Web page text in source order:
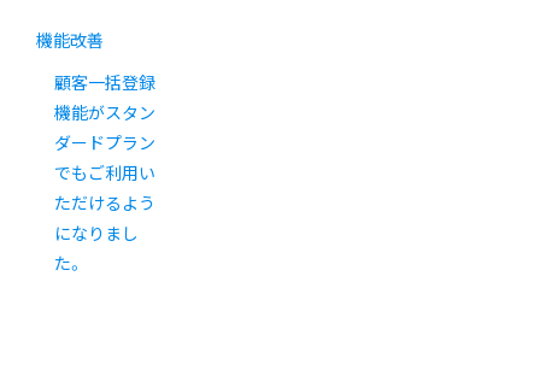
機能改善
顧客一括登録
機能がスタン
ダードプラン
でもご利用い
ただけるよう
になりまし
た。